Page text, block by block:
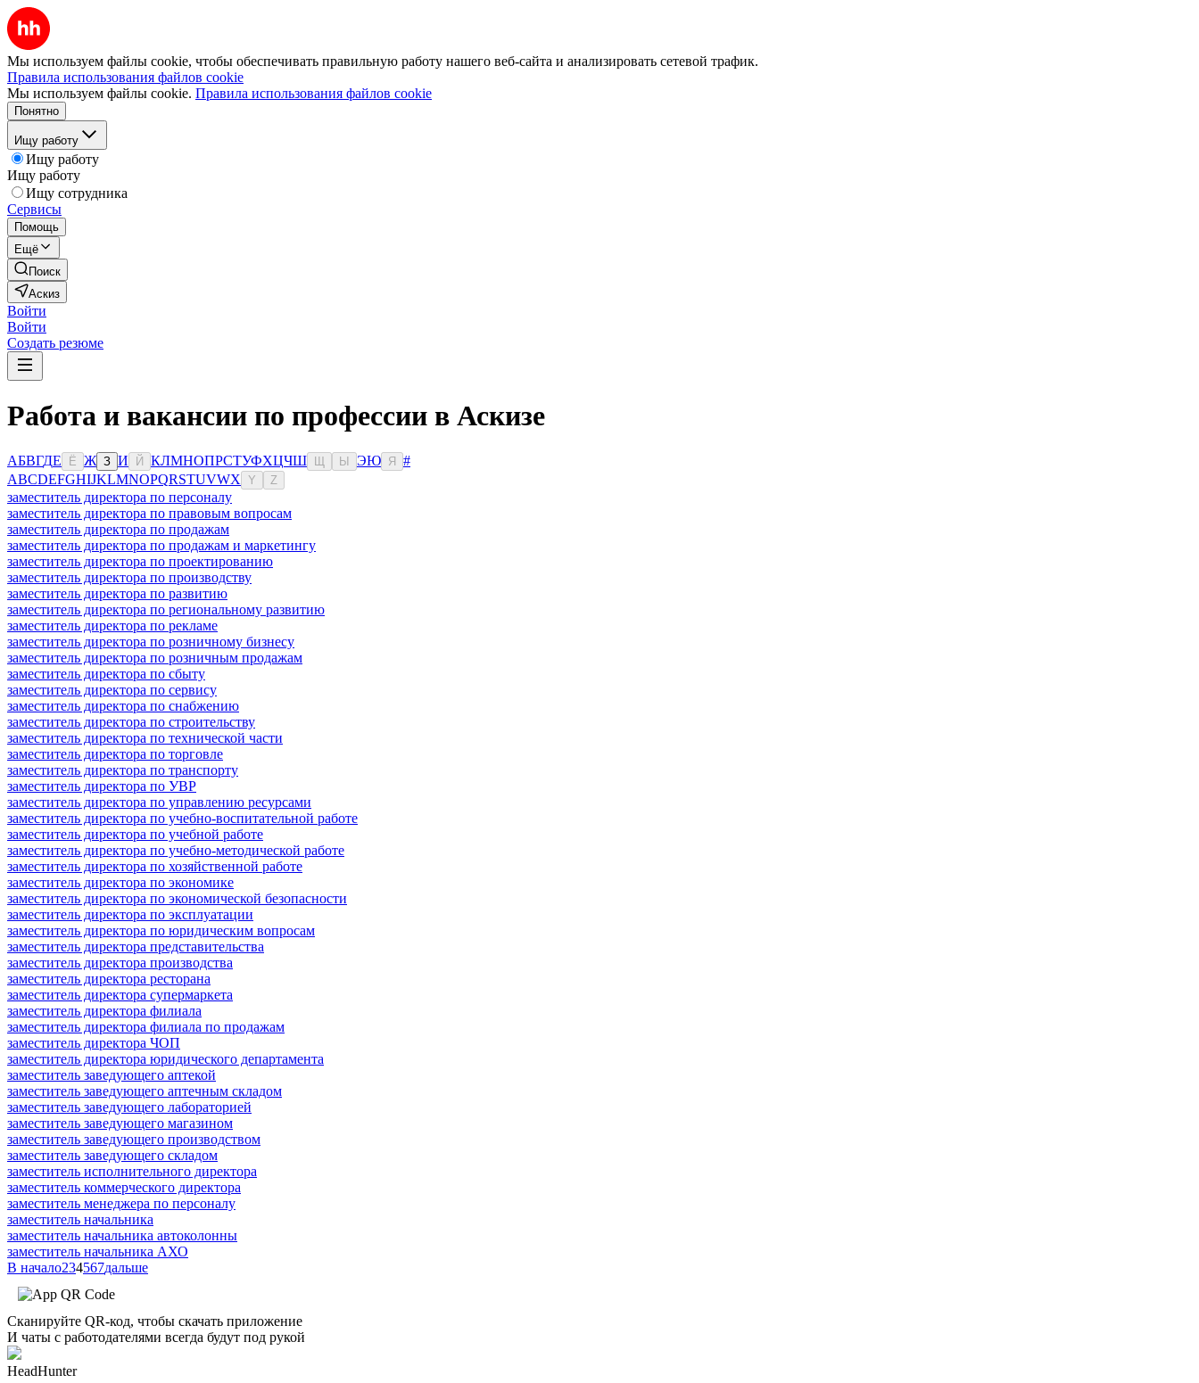
Мы используем файлы cookie, чтобы обеспечивать правильную работу нашего веб-сайта и анализировать сетевой трафик.
Правила использования файлов cookie
Мы используем файлы cookie. Правила использования файлов cookie
Понятно
Ищу работу
Ищу работу
Ищу работу
Ищу сотрудника
Сервисы
Помощь
Ещё
Поиск
Аскиз
Войти
Войти
Создать резюме
Работа и вакансии по профессии в Аскизе
АБВГДЕ Ё Ж З И Й КЛМНОПРСТУФХЦЧШ Ы ЭЮ Я
#
ABCDEFGHIJKLMNOPQRSTUVWX Y Z
заместитель директора по персоналу
заместитель директора по правовым вопросам
заместитель директора по продажам
заместитель директора по продажам и маркетингу
заместитель директора по проектированию
заместитель директора по производству
заместитель директора по развитию
заместитель директора по региональному развитию
заместитель директора по рекламе
заместитель директора по розничному бизнесу
заместитель директора по розничным продажам
заместитель директора по сбыту
заместитель директора по сервису
заместитель директора по снабжению
заместитель директора по строительству
заместитель директора по технической части
заместитель директора по торговле
заместитель директора по транспорту
заместитель директора по УВР
заместитель директора по управлению ресурсами
заместитель директора по учебно-воспитательной работе
заместитель директора по учебной работе
заместитель директора по учебно-методической работе
заместитель директора по хозяйственной работе
заместитель директора по экономике
заместитель директора по экономической безопасности
заместитель директора по эксплуатации
заместитель директора по юридическим вопросам
заместитель директора представительства
заместитель директора производства
заместитель директора ресторана
заместитель директора супермаркета
заместитель директора филиала
заместитель директора филиала по продажам
заместитель директора ЧОП
заместитель директора юридического департамента
заместитель заведующего аптекой
заместитель заведующего аптечным складом
заместитель заведующего лабораторией
заместитель заведующего магазином
заместитель заведующего производством
заместитель заведующего складом
заместитель исполнительного директора
заместитель коммерческого директора
заместитель менеджера по персоналу
заместитель начальника
заместитель начальника автоколонны
заместитель начальника АХО
В начало234567дальше
Сканируйте QR-код, чтобы скачать приложение
И чаты с работодателями всегда будут под рукой
HeadHunter